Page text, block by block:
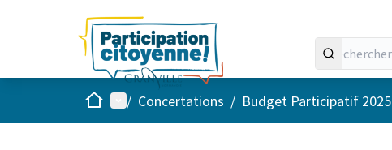
AccueilMenu principal
/ Concertations / Budget Participatif 2025